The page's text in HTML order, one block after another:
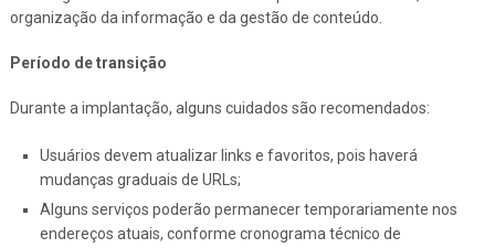
organização da informação e da gestão de conteúdo.
Período de transição
Durante a implantação, alguns cuidados são recomendados:
Usuários devem atualizar links e favoritos, pois haverá
mudanças graduais de URLs;
Alguns serviços poderão permanecer temporariamente nos
endereços atuais, conforme cronograma técnico de